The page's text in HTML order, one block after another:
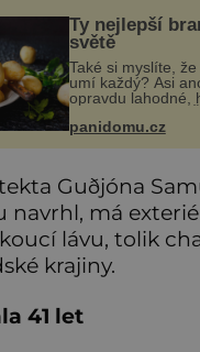
Ty nejlepší
světě
Také si myslíte,
umí každý? Asi
opravdu lahodné,
varné typy od A,
na kaši, určitě
panidomu.cz
Guðjóna
navrhl, má
lávu, tolik
krajiny.
41 let